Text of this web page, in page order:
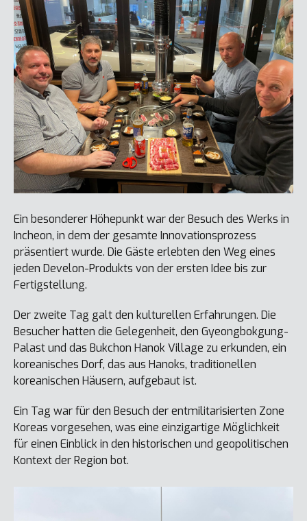
Ein besonderer Höhepunkt war der Besuch des Werks in
Incheon, in dem der gesamte Innovationsprozess
präsentiert wurde. Die Gäste erlebten den Weg eines
jeden Develon-Produkts von der ersten Idee bis zur
Fertigstellung.
Der zweite Tag galt den kulturellen Erfahrungen. Die
Besucher hatten die Gelegenheit, den Gyeongbokgung-
Palast und das Bukchon Hanok Village zu erkunden, ein
koreanisches Dorf, das aus Hanoks, traditionellen
koreanischen Häusern, aufgebaut ist.
Ein Tag war für den Besuch der entmilitarisierten Zone
Koreas vorgesehen, was eine einzigartige Möglichkeit
für einen Einblick in den historischen und geopolitischen
Kontext der Region bot.